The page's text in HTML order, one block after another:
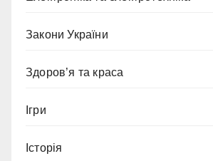
Закони України
Здоров’я та краса
Ігри
Історія